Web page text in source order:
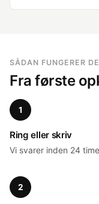
SÅDAN FUNGERER
Fra første
1
Ring eller skriv
Vi svarer inden 24
2